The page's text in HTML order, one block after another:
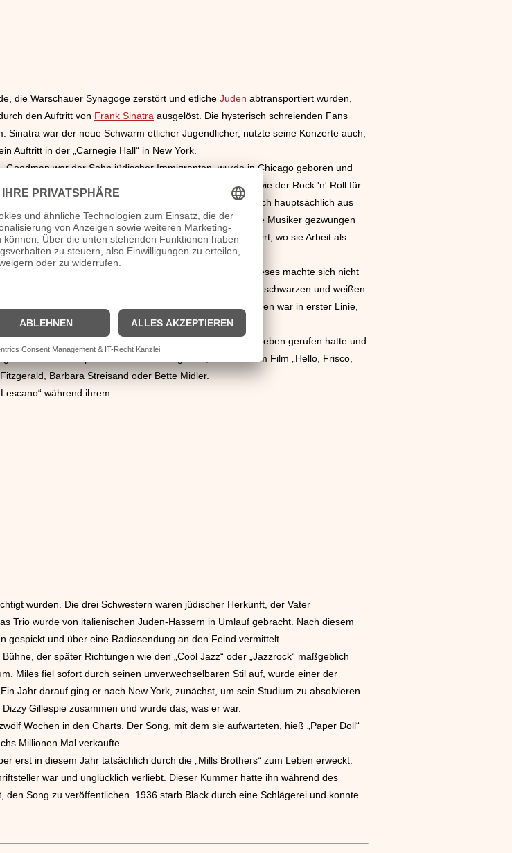
die Warschauer Synagoge zerstört und etliche Juden abtransportiert wurden,
den Auftritt von Frank Sinatra ausgelöst. Die hysterisch schreienden Fans
war der neue Schwarm etlicher Jugendlicher, nutzte seine Konzerte auch,
Auftritt in der „Carnegie Hall“ in New York.
Goodman war der Sohn jüdischer Immigranten, wurde in Chicago geboren und
Louis Armstrong, ein Vertreter des Chicago-Jazz’, der wie der Rock 'n' Roll für
weißen Jazz-Musikern. Der Chicago-Jazz entwickelte sich hauptsächlich aus
in letzterer Stadt geschlossen wurde und etliche schwarze Musiker gezwungen
unüblich gegenüber anderen Städten in Amerika, ein Ort, wo sie Arbeit als
ansässigen Weißen ausübten.
Lionel Hampton, Teddy Wilson und Gene Krupa auf. Dieses machte sich nicht
gegen die damaligen Tabus in der Vermischung von schwarzen und weißen
Elvis Presleyfür den Rock 'n' Roll bedeutete. Sein Anliegen war in erster Linie,
was ihm gelang.
der in Hollywood die Band „The Katzenjammers“ ins Leben gerufen hatte und
wurde ein Jahr später mit dem Oscar geehrt, da er sich im Film „Hello, Frisco,
Barbara Streisand oder Bette Midler.
während ihrem
wurden. Die drei Schwestern waren jüdischer Herkunft, der Vater
Trio wurde von italienischen Juden-Hassern in Umlauf gebracht. Nach diesem
gespickt und über eine Radiosendung an den Feind vermittelt.
der später Richtungen wie den „Cool Jazz“ oder „Jazzrock“ maßgeblich
Miles fiel sofort durch seinen unverwechselbaren Stil auf, wurde einer der
Jahr darauf ging er nach New York, zunächst, um sein Studium zu absolvieren.
Gillespie zusammen und wurde das, was er war.
Wochen in den Charts. Der Song, mit dem sie aufwarteten, hieß „Paper Doll“
Millionen Mal verkaufte.
erst in diesem Jahr tatsächlich durch die „Mills Brothers“ zum Leben erweckt.
war und unglücklich verliebt. Dieser Kummer hatte ihn während des
den Song zu veröffentlichen. 1936 starb Black durch eine Schlägerei und konnte